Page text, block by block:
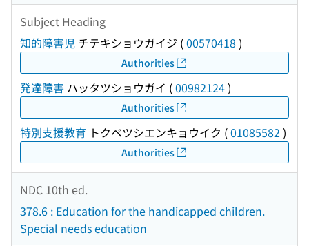
Subject Heading
知的障害児 チテキショウガイジ (00570418 )
Authorities
発達障害 ハッタツショウガイ (00982124)
Authorities
特別支援教育 トクベツシエンキョウイク (01085582 )
Authorities
NDC 10th ed.
378.6 : Education for the handicapped children.
Special needs education